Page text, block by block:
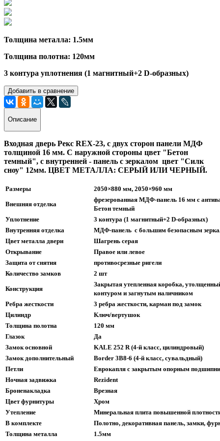
Толщина металла: 1.5мм
Толщина полотна: 120мм
3 контура уплотнения (1 магнитный+2 D-образных)
Добавить в сравнение
Описание
Входная дверь Рекс REX-23, с двух сторон панели МДФ
толщиной 16 мм. С наружной стороны цвет "Бетон
темный", с внутренней - панель с зеркалом цвет "Силк
сноу" 12мм. ЦВЕТ МЕТАЛЛА: СЕРЫЙ ИЛИ ЧЕРНЫЙ.
Размеры 2050×880 мм, 2050×960 мм
Внешняя отделка
фрезерованная МДФ-панель 16 мм с
Бетон темный
Уплотнение
3 контура (1 магнитный+2 D-образных)
Внутренняя отделка
МДФ-панель с большим безопасным
Цвет металла двери
Шагрень серая
Открывание
Правое или левое
Защита от снятия
противосрезные ригели
Количество замков
2 шт
Конструкция
Закрытая утепленная коробка,
контуром и загнутым наличником
Ребра жесткости
3 ребра жесткости, карман под замок
Цилиндр
Ключ/вертушок
Толщина полотна
120 мм
Глазок
Да
Замок основной
KALE 252 R (4-й класс, цилиндровый)
Замок дополнительный
Border 3B8-6 (4-й класс, сувальдный)
Петли
Еврокапля с закрытым опорным
Ночная задвижка
Rezident
Броненакладка
Врезная
Цвет фурнитуры
Хром
Утепление
Минеральная плита повышенной
В комплекте
Полотно, декоративная панель, замки,
Толщина металла
1.5мм